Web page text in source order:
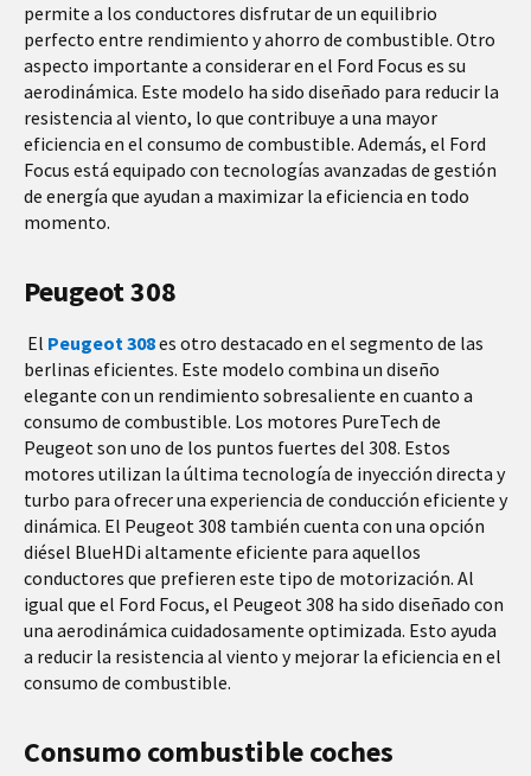
permite a los conductores disfrutar de un equilibrio
perfecto entre rendimiento y ahorro de combustible. Otro
aspecto importante a considerar en el Ford Focus es su
aerodinámica. Este modelo ha sido diseñado para reducir la
resistencia al viento, lo que contribuye a una mayor
eficiencia en el consumo de combustible. Además, el Ford
Focus está equipado con tecnologías avanzadas de gestión
de energía que ayudan a maximizar la eficiencia en todo
momento.
Peugeot 308
El Peugeot 308es otro destacado en el segmento de las
berlinas eficientes. Este modelo combina un diseño
elegante con un rendimiento sobresaliente en cuanto a
consumo de combustible. Los motores PureTech de
Peugeot son uno de los puntos fuertes del 308. Estos
motores utilizan la última tecnología de inyección directa y
turbo para ofrecer una experiencia de conducción eficiente y
dinámica. El Peugeot 308 también cuenta con una opción
diésel BlueHDi altamente eficiente para aquellos
conductores que prefieren este tipo de motorización. Al
igual que el Ford Focus, el Peugeot 308 ha sido diseñado con
una aerodinámica cuidadosamente optimizada. Esto ayuda
a reducir la resistencia al viento y mejorar la eficiencia en el
consumo de combustible.
Consumo combustible coches